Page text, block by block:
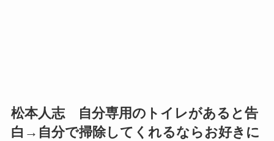
松本人志 自分専用のトイレがあると告
白→自分で掃除してくれるならお好きに